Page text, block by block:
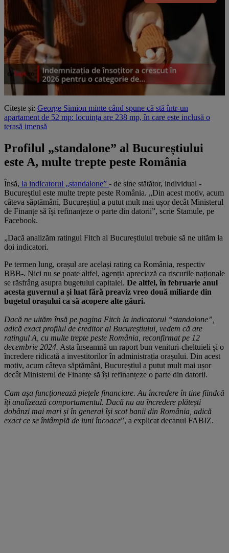
Citește și: George Simion minte când spune că stă într-un
apartament de 52 mp: locuința are 238 mp, în care este inclusă o
terasă imensă
Profilul „standalone” al Bucureștiului
este A, multe trepte peste România
Însă, la indicatorul „standalone” - de sine stătător, individual -
Bucureștiul este multe trepte peste România. „Din acest motiv, acum
câteva săptămâni, Bucureștiul a putut mult mai ușor decât Ministerul
de Finanțe să își refinanțeze o parte din datorii”, scrie Stamule, pe
Facebook.
„Dacă analizăm ratingul Fitch al Bucureștiului trebuie să ne uităm la
doi indicatori.
Pe termen lung, orașul are același rating ca România, respectiv
BBB-. Nici nu se poate altfel, agenția apreciază ca riscurile naționale
se răsfrâng asupra bugetului capitalei. De altfel, în februarie anul
acesta guvernul a și luat fără preaviz vreo două miliarde din
bugetul oraşului ca să acopere alte găuri.
Dacă ne uităm însă pe pagina Fitch la indicatorul “standalone”,
adică exact profilul de creditor al Bucureștiului, vedem că are
ratingul A, cu multe trepte peste România, reconfirmat pe 12
decembrie 2024. Asta înseamnă un raport bun venituri-cheltuieli și o
încredere ridicată a investitorilor în administrația orașului. Din acest
motiv, acum câteva săptămâni, Bucureștiul a putut mult mai ușor
decât Ministerul de Finanțe să își refinanțeze o parte din datorii.
Cam așa funcționează piețele financiare. Au încredere în tine fiindcă
îți analizează comportamentul. Dacă nu au încredere plătești
dobânzi mai mari și în general își scot banii din România, adică
exact ce se întâmplă de luni încoace”, a explicat decanul FABIZ.